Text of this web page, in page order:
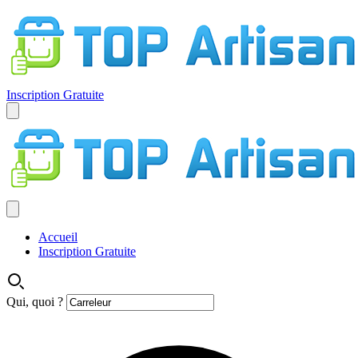
Inscription Gratuite
Accueil
Inscription Gratuite
Qui, quoi ?